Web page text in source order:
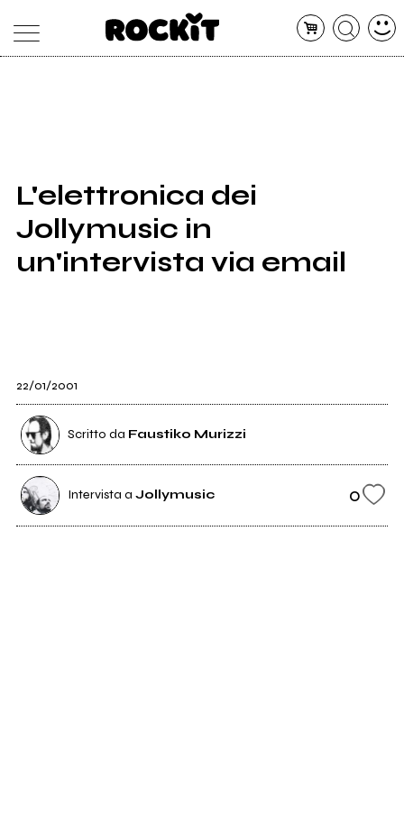
SHOP
RADIO
L'elettronica dei
Jollymusic in
un'intervista via email
22/01/2001
Scritto da Faustiko Murizzi
Intervista a Jollymusic 0